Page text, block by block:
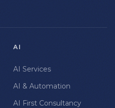
AI
AI Services
AI & Automation
AI First Consultancy